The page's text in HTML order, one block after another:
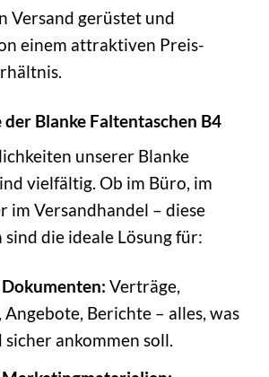
Versand gerüstet und
einem attraktiven Preis-
Blanke Faltentaschen B4
unserer Blanke
vielfältig. Ob im Büro, im
im Versandhandel – diese
die ideale Lösung für:
Verträge,
Angebote, Berichte – alles, was
ankommen soll.